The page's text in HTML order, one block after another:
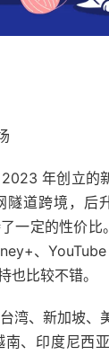
年创立的
隧道跨境，后
一定的性价比
、
也比较不错。
湾、新加坡、
、印度尼西